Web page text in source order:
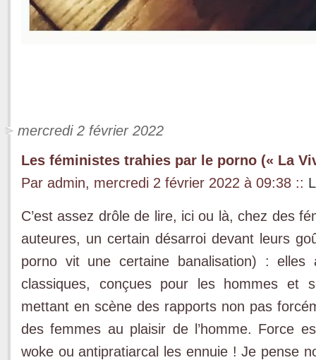
mercredi 2 février 2022
Les féministes trahies par le porno (« La
Par admin, mercredi 2 février 2022 à 09:38 ::
C’est assez drôle de lire, ici ou là, chez des
auteures, un certain désarroi devant leurs
porno vit une certaine banalisation) :
classiques, conçues pour les hommes et
mettant en scène des rapports non pas
des femmes au plaisir de l’homme. Force
woke ou antipratiarcal les ennuie ! Je pense